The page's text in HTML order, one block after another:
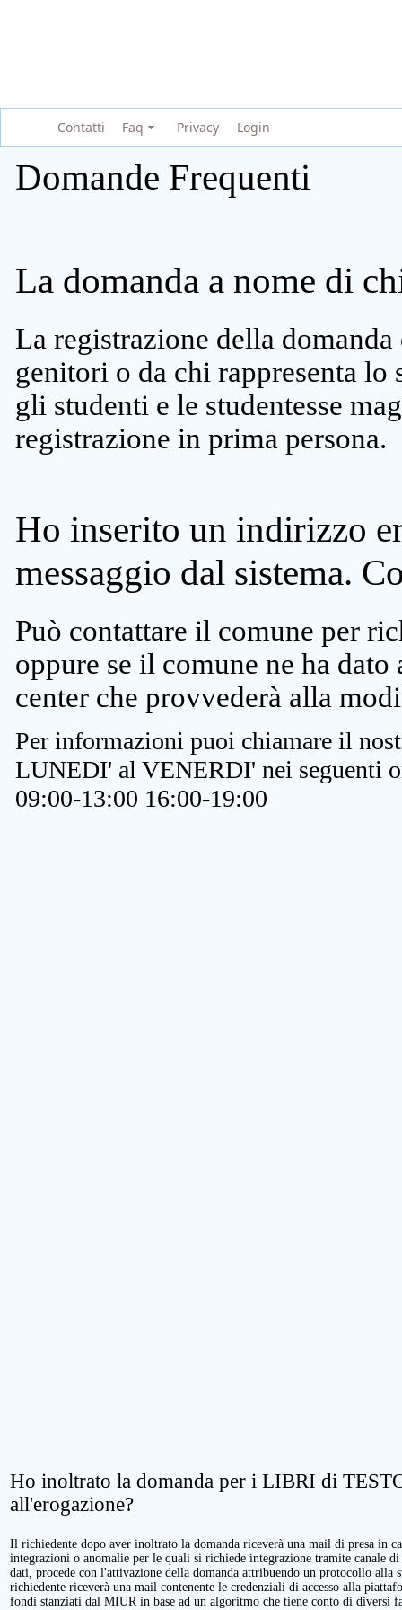
Contatti Faq Privacy Login
Domande Frequenti
La domanda a nome di
La registrazione della
genitori o da chi rappresenta lo
gli studenti e le studentesse
registrazione in prima persona.
Ho inserito un indirizzo
messaggio dal sistema.
Può contattare il comune per
oppure se il comune ne ha
center che provvederà alla
Per informazioni puoi chiamare il
LUNEDI' al VENERDI' nei seguenti
09:00-13:00 16:00-19:00
Ho inoltrato la domanda per i LIBRI di
all'erogazione?
Il richiedente dopo aver inoltrato la domanda riceverà una mail di presa in
integrazioni o anomalie per le quali si richiede integrazione tramite canale
dati, procede con l'attivazione della domanda attribuendo un protocollo alla
richiedente riceverà una mail contenente le credenziali di accesso alla
fondi stanziati dal MIUR in base ad un algoritmo che tiene conto di diversi